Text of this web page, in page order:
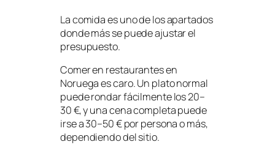
La comida es uno de los apartados
donde más se puede ajustar el
presupuesto.
Comer en restaurantes en
Noruega es caro. Un plato normal
puede rondar fácilmente los 20–
30 €, y una cena completa puede
irse a 30–50 € por persona o más,
dependiendo del sitio.